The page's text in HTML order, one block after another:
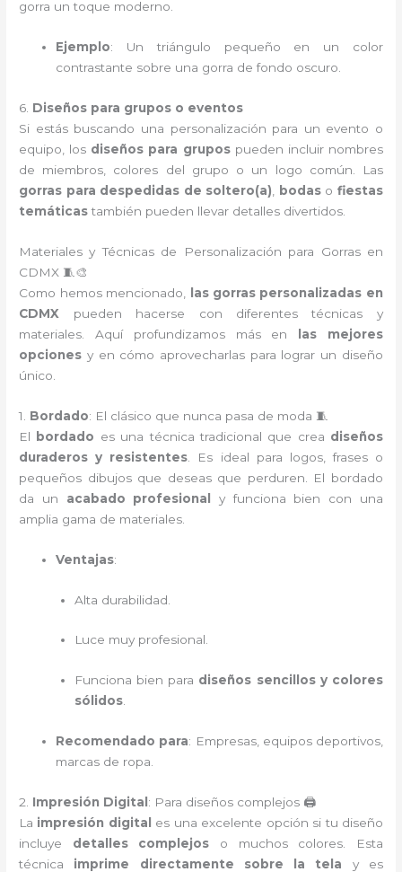
gorra un toque moderno.
Ejemplo: Un triángulo pequeño en un color
contrastante sobre una gorra de fondo oscuro.
6. Diseños para grupos o eventos
Si estás buscando una personalización para un evento o
equipo, los diseños para grupospueden incluir nombres
de miembros, colores del grupo o un logo común. Las
gorras para despedidas de soltero(a)
bodaso fiestas
temáticastambién pueden llevar detalles divertidos.
Materiales y Técnicas de Personalización para Gorras en
CDMX 🧵🎨
Como hemos mencionado,
las gorras personalizadas en
CDMX pueden hacerse con diferentes técnicas y
materiales. Aquí profundizamos más en
las mejores
opciones y en cómo aprovecharlas para lograr un diseño
único.
1. Bordado: El clásico que nunca pasa de moda 🧵
El
bordado es una técnica tradicional que crea diseños
duraderos y resistentes . Es ideal para logos, frases o
pequeños dibujos que deseas que perduren. El bordado
da un acabado profesional
y funciona bien con una
amplia gama de materiales.
Ventajas:
Alta durabilidad.
Luce muy profesional.
Funciona bien para diseños sencillos y colores
sólidos.
Recomendado para: Empresas, equipos deportivos,
marcas de ropa.
2. Impresión Digital : Para diseños complejos 🖨️
La impresión digital
es una excelente opción si tu diseño
incluye detalles complejos o muchos colores. Esta
técnica imprime directamente sobre la tela y es